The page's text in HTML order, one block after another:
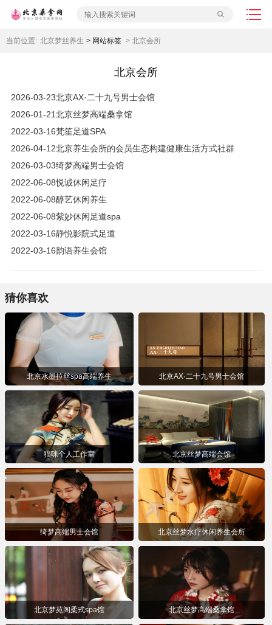
当前位置: 北京梦丝养生 > 网站标签 > 北京会所
北京会所
2026-03-23北京AX·⼆⼗九号男⼠会馆
2026-01-21北京丝梦高端桑拿馆
2022-03-16梵笙足道SPA
2026-04-12北京养生会所的会员生态构建健康生活方式社群
2026-03-03绮梦高端男士会馆
2022-06-08悦诚休闲足疗
2022-06-08醇艺休闲养生
2022-06-08紫妙休闲足道spa
2022-03-16静悦影院式足道
2022-03-16韵语养生会馆
猜你喜欢
北京水墨拉丝spa高端养生 北京AX·⼆⼗九号男⼠会馆
猫咪个人工作室 北京丝梦高端会馆
绮梦高端男士会馆 北京丝梦水疗休闲养生会所
北京梦苑阁柔式spa馆 北京丝梦高端桑拿馆